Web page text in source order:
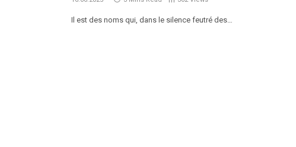
Il est des noms qui, dans le silence feutré des…